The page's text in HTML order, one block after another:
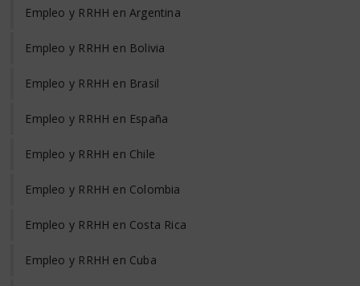
Empleo y RRHH en Argentina
Empleo y RRHH en Bolivia
Empleo y RRHH en Brasil
Empleo y RRHH en España
Empleo y RRHH en Chile
Empleo y RRHH en Colombia
Empleo y RRHH en Costa Rica
Empleo y RRHH en Cuba